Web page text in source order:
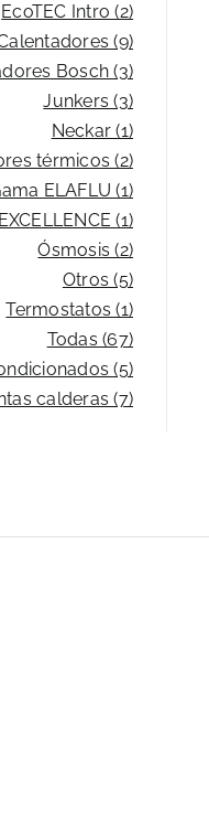
EcoTEC Intro (2)
(9)
Bosch (3)
Junkers (3)
Neckar (1)
térmicos (2)
ELAFLU (1)
(1)
Ósmosis (2)
Otros (5)
Termostatos (1)
Todas (67)
(5)
calderas (7)